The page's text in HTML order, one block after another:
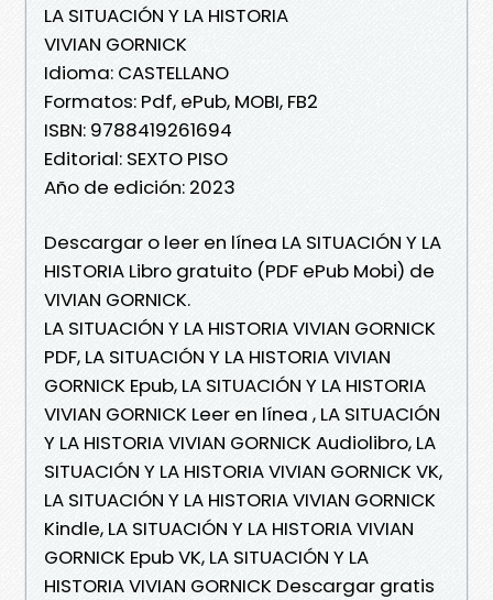
LA SITUACIÓN Y LA HISTORIA
VIVIAN GORNICK
Idioma: CASTELLANO
Formatos: Pdf, ePub, MOBI, FB2
ISBN: 9788419261694
Editorial: SEXTO PISO
Año de edición: 2023
Descargar o leer en línea LA SITUACIÓN Y LA
HISTORIA Libro gratuito (PDF ePub Mobi) de
VIVIAN GORNICK.
LA SITUACIÓN Y LA HISTORIA VIVIAN GORNICK
PDF, LA SITUACIÓN Y LA HISTORIA VIVIAN
GORNICK Epub, LA SITUACIÓN Y LA HISTORIA
VIVIAN GORNICK Leer en línea , LA SITUACIÓN
Y LA HISTORIA VIVIAN GORNICK Audiolibro, LA
SITUACIÓN Y LA HISTORIA VIVIAN GORNICK VK,
LA SITUACIÓN Y LA HISTORIA VIVIAN GORNICK
Kindle, LA SITUACIÓN Y LA HISTORIA VIVIAN
GORNICK Epub VK, LA SITUACIÓN Y LA
HISTORIA VIVIAN GORNICK Descargar gratis